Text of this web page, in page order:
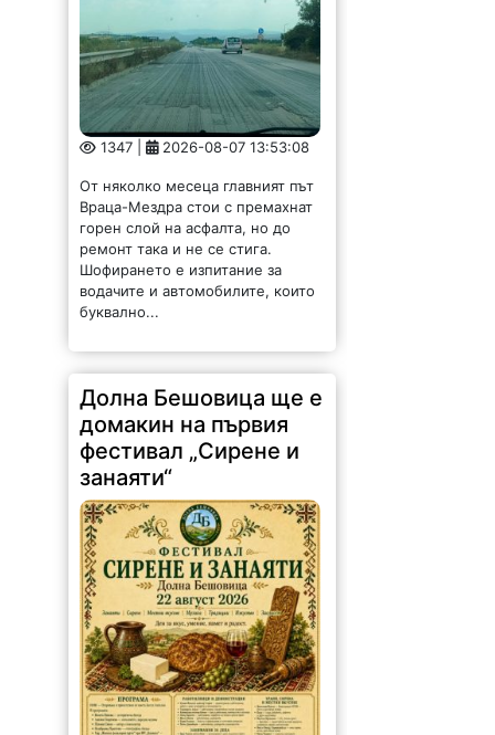
1347 | 2026-08-07 13:53:08
От няколко месеца главният път
Враца-Мездра стои с премахнат
горен слой на асфалта, но до
ремонт така и не се стига.
Шофирането е изпитание за
водачите и автомобилите, които
буквално...
Долна Бешовица ще е
домакин на първия
фестивал „Сирене и
занаяти“